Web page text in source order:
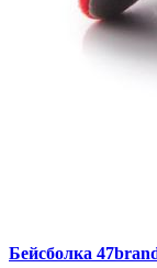
Бейсболка